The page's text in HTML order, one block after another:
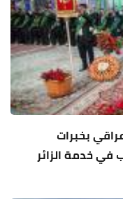
بخبرات
في خدمة الزائر